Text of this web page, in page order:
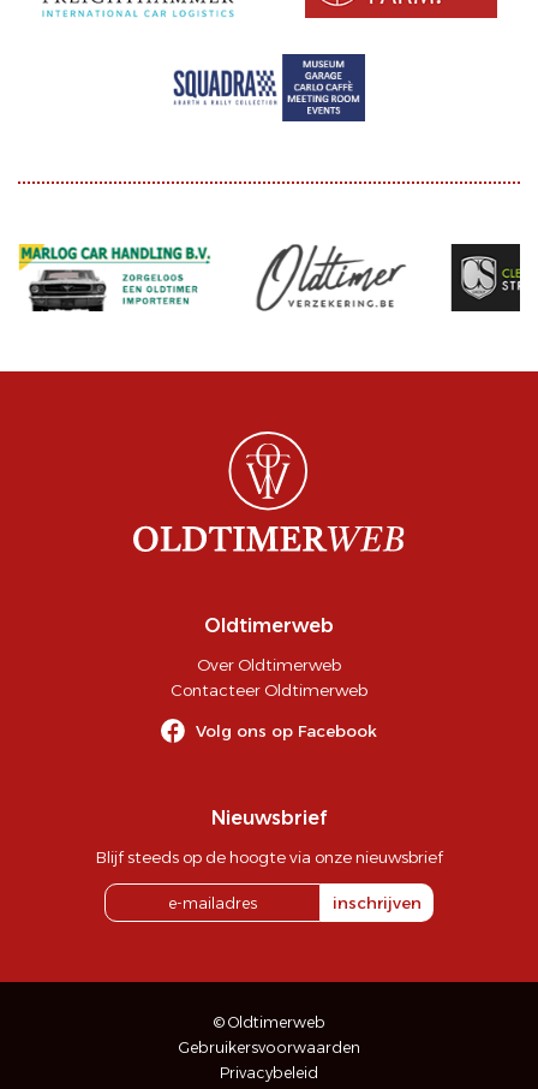
Oldtimerweb
Over Oldtimerweb
Contacteer Oldtimerweb
Volg ons op Facebook
Nieuwsbrief
Blijf steeds op de hoogte via onze nieuwsbrief
inschrijven
© Oldtimerweb
Gebruikersvoorwaarden
Privacybeleid